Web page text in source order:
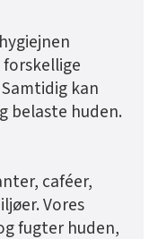
kan
belaste huden.
caféer,
Vores
fugter huden,